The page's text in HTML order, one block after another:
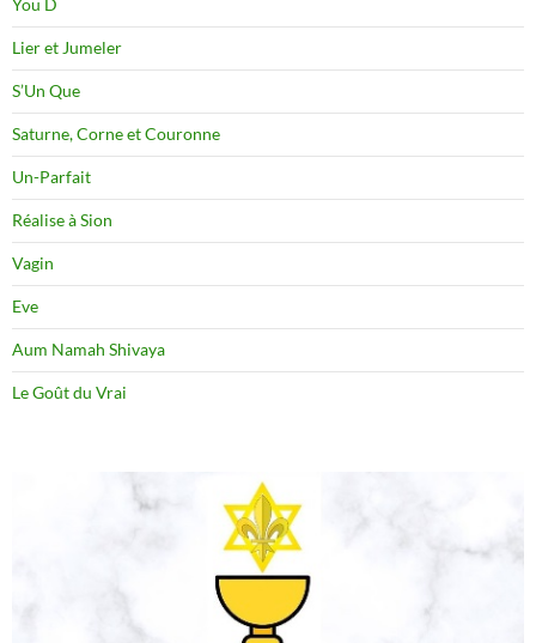
You D
Lier et Jumeler
S’Un Que
Saturne, Corne et Couronne
Un-Parfait
Réalise à Sion
Vagin
Eve
Aum Namah Shivaya
Le Goût du Vrai